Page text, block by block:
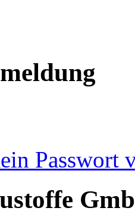
Passwort